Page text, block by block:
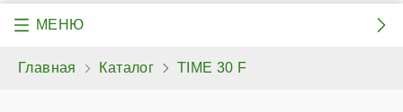
Главная Каталог TIME 30 F